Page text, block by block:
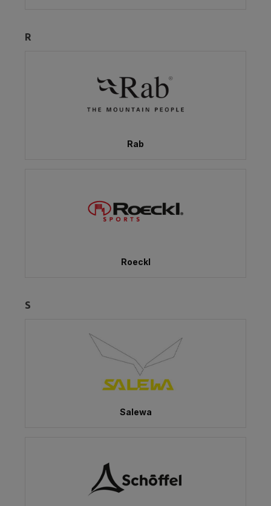
R
Rab
Roeckl
S
Salewa